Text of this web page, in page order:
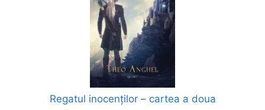
Regatul inocenților – cartea a doua